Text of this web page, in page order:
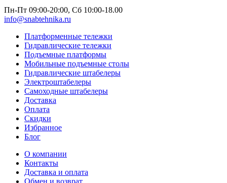
Пн-Пт 09:00-20:00, Сб 10:00-18.00
info@snabtehnika.ru
Платформенные тележки
Гидравлические тележки
Подъемные платформы
Мобильные подъемные столы
Гидравлические штабелеры
Электроштабелеры
Самоходные штабелеры
Доставка
Оплата
Скидки
Избранное
Блог
О компании
Контакты
Доставка и оплата